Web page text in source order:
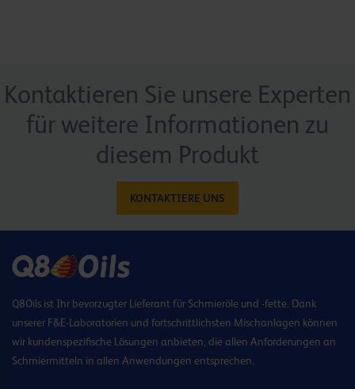
Kontaktieren Sie unsere Experten
für weitere Informationen zu
diesem Produkt
KONTAKTIERE UNS
Q8Oils ist Ihr bevorzugter Lieferant für Schmieröle und -fette. Dank
unserer F&E-Laboratorien und fortschrittlichsten Mischanlagen können
wir kundenspezifische Lösungen anbieten, die allen Anforderungen an
Schmiermitteln in allen Anwendungen entsprechen.